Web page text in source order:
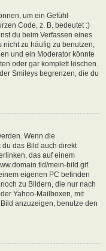
um ein Gefühl
Code, z. B. bedeutet :)
du beim Verfassen eines
zu häufig zu benutzen,
und ein Moderator könnte
oder gar komplett löschen.
Smileys begrenzen, die du
Wenn die
das Bild auch direkt
das auf einem
mein-bild.gif.
eigenen PC befinden
zu Bildern, die nur nach
Yahoo-Mailboxen, mit
anzuzeigen, benutze den